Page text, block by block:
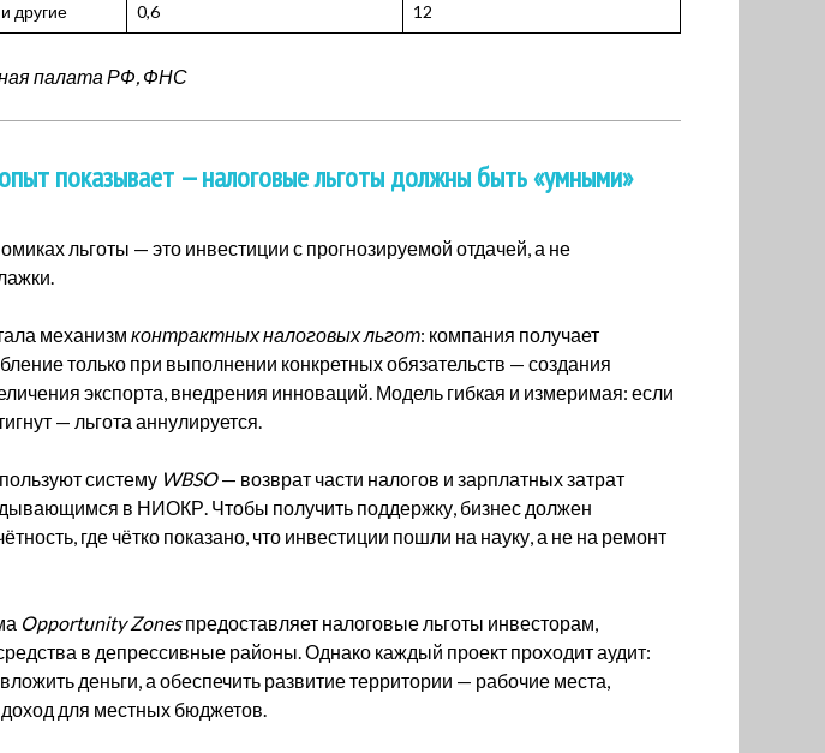
другие 0,6 12
палата РФ, ФНС
показывает — налоговые льготы должны быть «умными»
льготы — это инвестиции с прогнозируемой отдачей, а не
механизм контрактных налоговых льгот: компания получает
только при выполнении конкретных обязательств — создания
экспорта, внедрения инноваций. Модель гибкая и измеримая: если
— льгота аннулируется.
систему WBSO— возврат части налогов и зарплатных затрат
в НИОКР. Чтобы получить поддержку, бизнес должен
где чётко показано, что инвестиции пошли на науку, а не на ремонт
Opportunity Zonesпредоставляет налоговые льготы инвесторам,
в депрессивные районы. Однако каждый проект проходит аудит:
деньги, а обеспечить развитие территории — рабочие места,
для местных бюджетов.